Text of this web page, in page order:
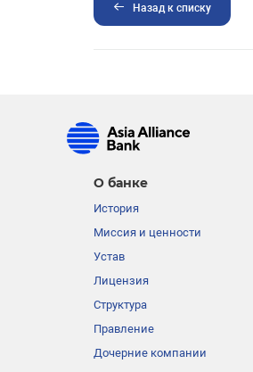
Назад к списку
О банке
История
Миссия и ценности
Устав
Лицензия
Структура
Правление
Дочерние компании